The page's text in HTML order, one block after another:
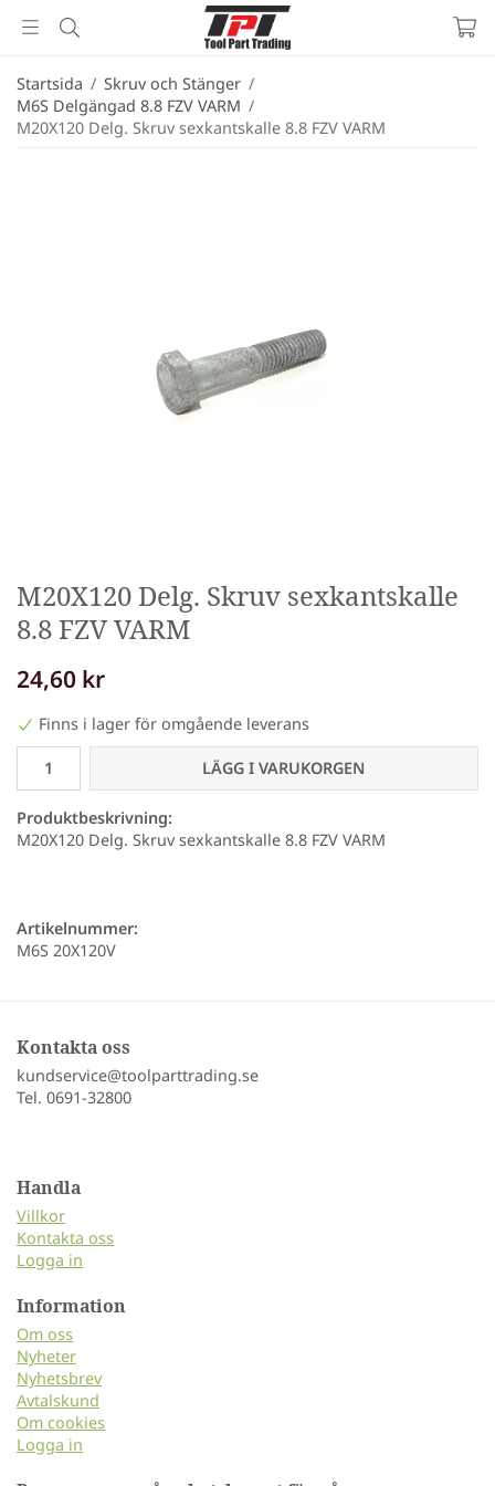
Startsida / Skruv och Stänger /
M6S Delgängad 8.8 FZV VARM /
M20X120 Delg. Skruv sexkantskalle 8.8 FZV VARM
M20X120 Delg. Skruv sexkantskalle
8.8 FZV VARM
24,60 kr
Finns i lager för omgående leverans
LÄGG I VARUKORGEN
Produktbeskrivning:
M20X120 Delg. Skruv sexkantskalle 8.8 FZV VARM
Artikelnummer:
M6S 20X120V
Kontakta oss
kundservice@toolparttrading.se
Tel. 0691-32800
Handla
Villkor
Kontakta oss
Logga in
Information
Om oss
Nyheter
Nyhetsbrev
Avtalskund
Om cookies
Logga in